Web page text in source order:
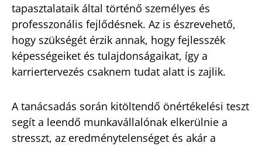
tapasztalataik által történő személyes és
professzonális fejlődésnek. Az is észrevehető,
hogy szükségét érzik annak, hogy fejlesszék
képességeiket és tulajdonságaikat, így a
karriertervezés csaknem tudat alatt is zajlik.
A tanácsadás során kitöltendő önértékelési teszt
segít a leendő munkavállalónak elkerülnie a
stresszt, az eredménytelenséget és akár a